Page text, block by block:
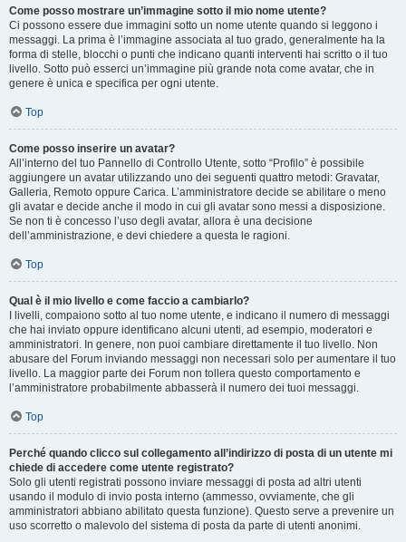
Come posso mostrare un’immagine sotto il mio nome utente?
Ci possono essere due immagini sotto un nome utente quando si leggono i
messaggi. La prima è l’immagine associata al tuo grado, generalmente ha la
forma di stelle, blocchi o punti che indicano quanti interventi hai scritto o il tuo
livello. Sotto può esserci un’immagine più grande nota come avatar, che in
genere è unica e specifica per ogni utente.
Top
Come posso inserire un avatar?
All’interno del tuo Pannello di Controllo Utente, sotto “Profilo” è possibile
aggiungere un avatar utilizzando uno dei seguenti quattro metodi: Gravatar,
Galleria, Remoto oppure Carica. L’amministratore decide se abilitare o meno
gli avatar e decide anche il modo in cui gli avatar sono messi a disposizione.
Se non ti è concesso l’uso degli avatar, allora è una decisione
dell’amministrazione, e devi chiedere a questa le ragioni.
Top
Qual è il mio livello e come faccio a cambiarlo?
I livelli, compaiono sotto al tuo nome utente, e indicano il numero di messaggi
che hai inviato oppure identificano alcuni utenti, ad esempio, moderatori e
amministratori. In genere, non puoi cambiare direttamente il tuo livello. Non
abusare del Forum inviando messaggi non necessari solo per aumentare il tuo
livello. La maggior parte dei Forum non tollera questo comportamento e
l’amministratore probabilmente abbasserà il numero dei tuoi messaggi.
Top
Perché quando clicco sul collegamento all’indirizzo di posta di un utente mi
chiede di accedere come utente registrato?
Solo gli utenti registrati possono inviare messaggi di posta ad altri utenti
usando il modulo di invio posta interno (ammesso, ovviamente, che gli
amministratori abbiano abilitato questa funzione). Questo serve a prevenire un
uso scorretto o malevolo del sistema di posta da parte di utenti anonimi.